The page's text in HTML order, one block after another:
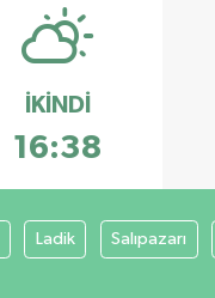
İKINDI
16:38
Ladik Salıpazarı